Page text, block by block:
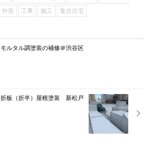
外装 工事 施工 集合住宅
モルタル調塗装の補修＠渋谷区
折板（折半）屋根塗装 新松戸